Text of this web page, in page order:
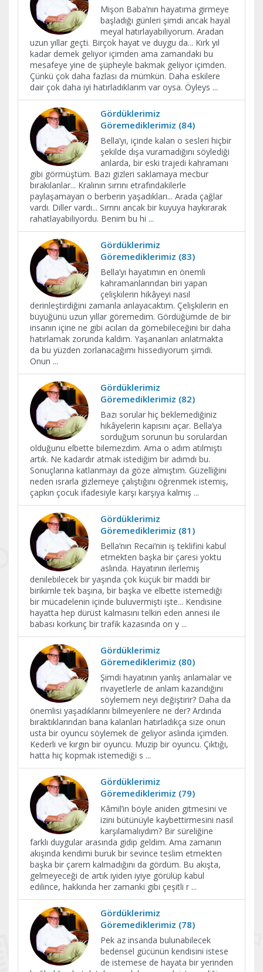
Mişon Baba’nın hayatıma girmeye
başladığı günleri şimdi ancak hayal
meyal hatırlayabiliyorum. Aradan
uzun yıllar geçti. Birçok hayat ve duygu da... Kırk yıl
kadar demek geliyor içimden ama zamandaki bu
mesafeye yine de şüpheyle bakmak geliyor içimden.
Çünkü çok daha fazlası da mümkün. Daha eskilere
dair çok daha iyi hatırladıklarım var oysa. Öyleys ...
Gördüklerimiz
Göremediklerimiz (84)
Bella’yı, içinde kalan o sesleri hiçbir
şekilde dışa vuramadığını söylediği
anlarda, bir eski trajedi kahramanı
gibi görmüştüm. Bazı gizleri saklamaya mecbur
bırakılanlar... Kralının sırrını etrafındakilerle
paylaşamayan o berberin yaşadıkları... Arada çağlar
vardı. Diller vardı... Sırrını ancak bir kuyuya haykırarak
rahatlayabiliyordu. Benim bu hi ...
Gördüklerimiz
Göremediklerimiz (83)
Bella’yı hayatımın en önemli
kahramanlarından biri yapan
çelişkilerin hikâyeyi nasıl
derinleştirdiğini zamanla anlayacaktım. Çelişkilerin en
büyüğünü uzun yıllar göremedim. Gördüğümde de bir
insanın içine ne gibi acıları da gömebileceğini bir daha
hatırlamak zorunda kaldım. Yaşananları anlatmakta
da bu yüzden zorlanacağımı hissediyorum şimdi.
Onun ...
Gördüklerimiz
Göremediklerimiz (82)
Bazı sorular hiç beklemediğiniz
hikâyelerin kapısını açar. Bella’ya
sorduğum sorunun bu sorulardan
olduğunu elbette bilemezdim. Ama o adım atılmıştı
artık. Ne kadardır atmak istediğim bir adımdı bu.
Sonuçlarına katlanmayı da göze almıştım. Güzelliğini
neden ısrarla gizlemeye çalıştığını öğrenmek istemiş,
çapkın çocuk ifadesiyle karşı karşıya kalmış ...
Gördüklerimiz
Göremediklerimiz (81)
Bella’nın Recai’nin iş teklifini kabul
etmekten başka bir çaresi yoktu
aslında. Hayatının ilerlemiş
denilebilecek bir yaşında çok küçük bir maddi bir
birikimle tek başına, bir başka ve elbette istemediği
bir mücadelenin içinde buluvermişti işte... Kendisine
hayatta hep dürüst kalmasını telkin eden annesi ile
babası korkunç bir trafik kazasında on y ...
Gördüklerimiz
Göremediklerimiz (80)
Şimdi hayatının yanlış anlamalar ve
rivayetlerle de anlam kazandığını
söylemem neyi değiştirir? Daha da
önemlisi yaşadıklarını bilmeyenlere ne der? Ardında
bıraktıklarından bana kalanları hatırladıkça size onun
usta bir oyuncu söylemek de geliyor aslında içimden.
Kederli ve kırgın bir oyuncu. Muzip bir oyuncu. Çıktığı,
hatta hiç kopmak istemediği s ...
Gördüklerimiz
Göremediklerimiz (79)
Kâmil’in böyle aniden gitmesini ve
izini bütünüyle kaybettirmesini nasıl
karşılamalıydım? Bir süreliğine
farklı duygular arasında gidip geldim. Ama zamanın
akışında kendimi buruk bir sevince teslim etmekten
başka bir çarem kalmadığını da gördüm. Bu akışta,
gelmeyeceği de artık iyiden iyiye görülüp kabul
edilince, hakkında her zamanki gibi çeşitli r ...
Gördüklerimiz
Göremediklerimiz (78)
Pek az insanda bulunabilecek
bedensel gücünün kendisini istese
de istemese de hayata bir yerinden